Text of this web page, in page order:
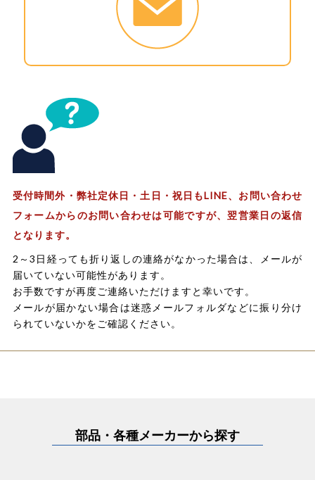
受付時間外・弊社定休日・土日・祝日もLINE、お問い合わせ
フォームからのお問い合わせは可能ですが、翌営業日の返信
となります。
2～3日経っても折り返しの連絡がなかった場合は、メールが
届いていない可能性があります。
お手数ですが再度ご連絡いただけますと幸いです。
メールが届かない場合は迷惑メールフォルダなどに振り分け
られていないかをご確認ください。
部品・各種メーカーから探す